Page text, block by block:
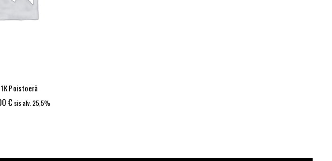
Poistoerä
€Nykyinen
sis alv. 25,5%